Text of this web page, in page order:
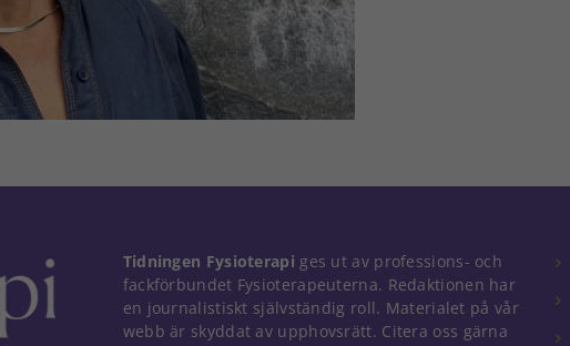
Tidningen Fysioterapi ges ut av professions- och
fackförbundet Fysioterapeuterna. Redaktionen har
en journalistiskt självständig roll. Materialet på vår
webb är skyddat av upphovsrätt. Citera oss gärna